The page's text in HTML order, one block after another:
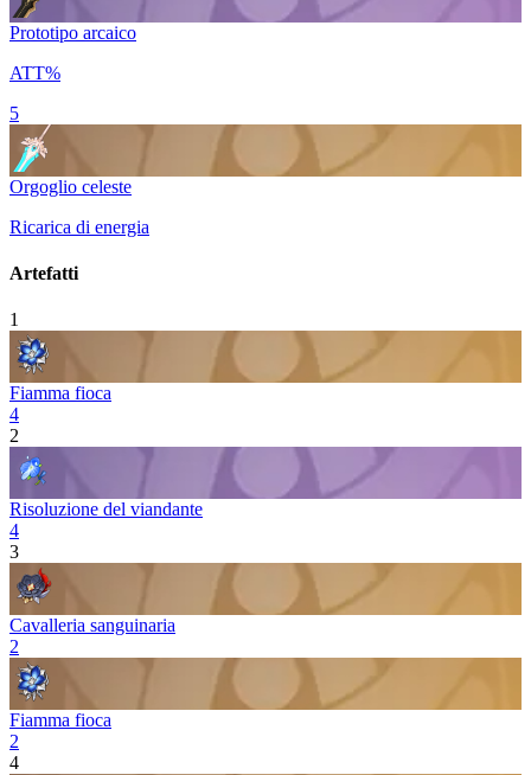
Prototipo arcaico
ATT%
5
Orgoglio celeste
Ricarica di energia
Artefatti
1
Fiamma fioca
4
2
Risoluzione del viandante
4
3
Cavalleria sanguinaria
2
Fiamma fioca
2
4